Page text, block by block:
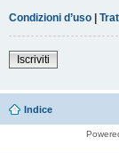
Condizioni d’uso |
Iscriviti
Indice